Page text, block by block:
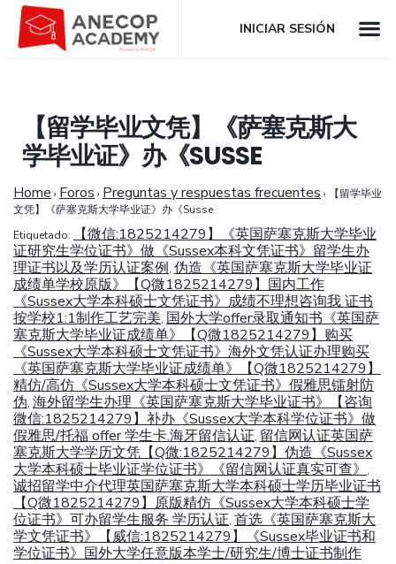
INICIAR SESIÓN
【留学毕业文凭】《萨塞克斯大
学毕业证》办《SUSSE
Home › Foros › Preguntas y respuestas frecuentes ›
【留学毕业
文凭】《萨塞克斯大学毕业证》办《Susse
Etiquetado:
【微信:1825214279】《英国萨塞克斯大学毕业
证研究生学位证书》做《Sussex本科文凭证书》留学生办
理证书以及学历认证案例, 伪造《英国萨塞克斯大学毕业证
成绩单学校原版》【Q微1825214279】国内工作
《Sussex大学本科硕士文凭证书》成绩不理想咨询我 证书
按学校1:1制作工艺完美, 国外大学offer录取通知书《英国萨
塞克斯大学毕业证成绩单》【Q微1825214279】购买
《Sussex大学本科硕士文凭证书》海外文凭认证办理购买
《英国萨塞克斯大学毕业证成绩单》【Q微1825214279】
精仿/高仿《Sussex大学本科硕士文凭证书》假雅思镭射防
伪, 海外留学生办理《英国萨塞克斯大学毕业证书》【咨询
微信:1825214279】补办《Sussex大学本科学位证书》做
假雅思/托福 offer 学生卡.海牙留信认证, 留信网认证英国萨
塞克斯大学学历文凭【Q微:1825214279】伪造《Sussex
大学本科硕士毕业证学位证书》《留信网认证真实可查》
,
诚招留学中介代理英国萨塞克斯大学本科硕士学历毕业证书
【Q微1825214279】原版精仿《Sussex大学本科硕士学
位证书》可办留学生服务 学历认证, 首选《英国萨塞克斯大
学文凭证书》【威信:1825214279】《Sussex毕业证书和
学位证书》国外大学任意版本学士/研究生/博士证书制作